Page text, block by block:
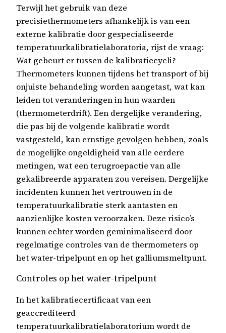
Terwijl het gebruik van deze
precisiethermometers afhankelijk is van een
externe kalibratie door gespecialiseerde
temperatuurkalibratielaboratoria, rijst de vraag:
Wat gebeurt er tussen de kalibratiecycli?
Thermometers kunnen tijdens het transport of bij
onjuiste behandeling worden aangetast, wat kan
leiden tot veranderingen in hun waarden
(thermometerdrift). Een dergelijke verandering,
die pas bij de volgende kalibratie wordt
vastgesteld, kan ernstige gevolgen hebben, zoals
de mogelijke ongeldigheid van alle eerdere
metingen, wat een terugroepactie van alle
gekalibreerde apparaten zou vereisen. Dergelijke
incidenten kunnen het vertrouwen in de
temperatuurkalibratie sterk aantasten en
aanzienlijke kosten veroorzaken. Deze risico’s
kunnen echter worden geminimaliseerd door
regelmatige controles van de thermometers op
het water-tripelpunt en op het galliumsmeltpunt.
Controles op het water-tripelpunt
In het kalibratiecertificaat van een
geaccrediteerd
temperatuurkalibratielaboratorium wordt de